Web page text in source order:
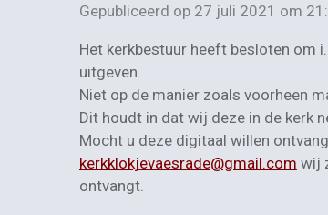
Gepubliceerd op 27 juli 2021 om
Het kerkbestuur heeft besloten om
uitgeven.
Niet op de manier zoals voorheen
Dit houdt in dat wij deze in de kerk
Mocht u deze digitaal willen
kerkklokjevaesrade@gmail.com wij
ontvangt.